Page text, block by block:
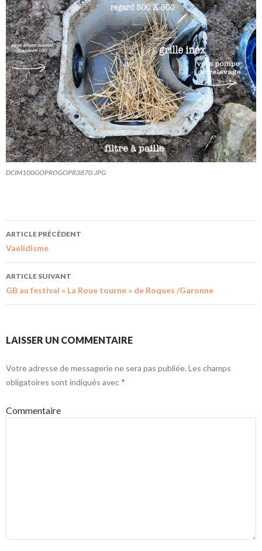
DCIM100GOPROGOPR3870.JPG
ARTICLE PRÉCÉDENT
Vaelidisme
ARTICLE SUIVANT
GB au festival « La Roue tourne » de Roques /Garonne
LAISSER UN COMMENTAIRE
Votre adresse de messagerie ne sera pas publiée. Les champs
obligatoires sont indiqués avec *
Commentaire